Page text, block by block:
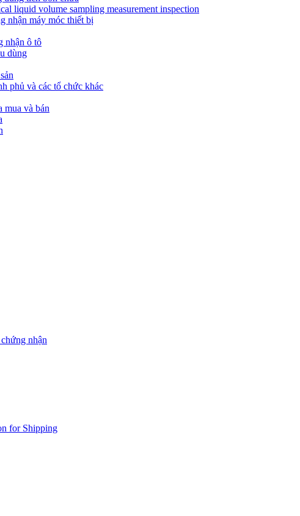
liquid volume sampling measurement inspection
nhận máy móc thiết bị
nhận ô tô
dùng
phủ và các tổ chức khác
mua và bán
nhận
for Shipping